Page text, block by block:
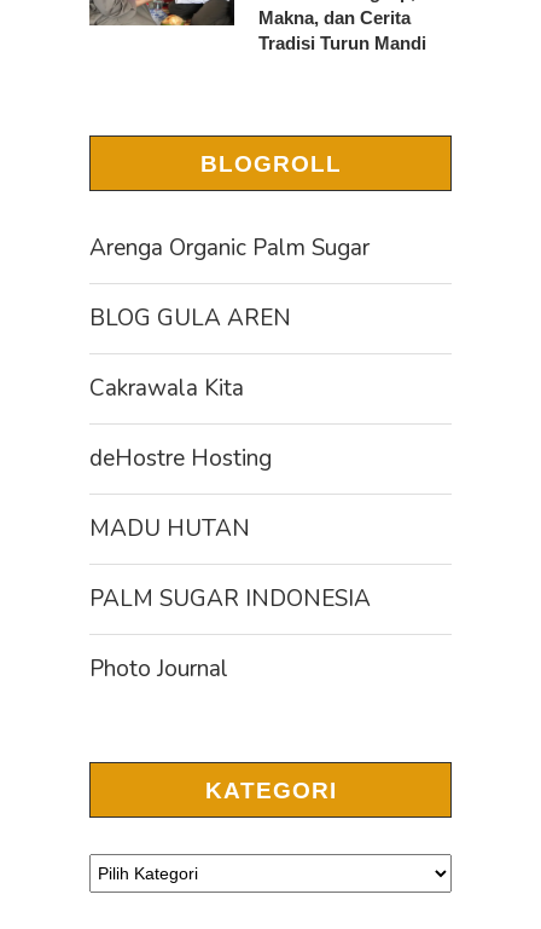
Makna, dan Cerita
Tradisi Turun Mandi
BLOGROLL
Arenga Organic Palm Sugar
BLOG GULA AREN
Cakrawala Kita
deHostre Hosting
MADU HUTAN
PALM SUGAR INDONESIA
Photo Journal
KATEGORI